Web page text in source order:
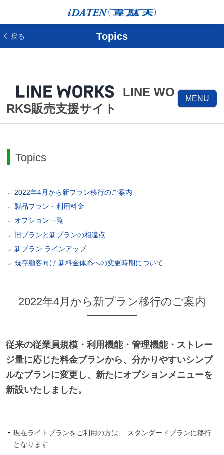
戻る Topics
LINE WO
RKS販売支援サイト
MENU
Topics
2022年4月から新プラン移行のご案内
製品プラン・利用料金
オプション一覧
旧プランと新プランの相違点
新プラン ラインアップ
既存顧客向け 新料金体系への変更時期について
2022年4月から新プラン移行のご案内
従来の従業員規模・利用機能・管理機能・ストレー
ジ量に応じた料金プランから、分かりやすいシンプ
ルなプランに変更し、新たにオプションメニューを
新設いたしました。
現在ライトプランをご利用の方は、 スタンダードプランに移行
となります